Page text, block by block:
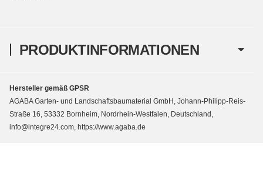
PRODUKTINFORMATIONEN
Hersteller gemäß GPSR
AGABA Garten- und Landschaftsbaumaterial GmbH, Johann-Philipp-Reis-
Straße 16, 53332 Bornheim, Nordrhein-Westfalen, Deutschland,
info@integre24.com, https://www.agaba.de